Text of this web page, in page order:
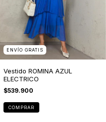
ENVÍO GRATIS
Vestido ROMINA AZUL
ELECTRICO
$539.900
COMPRAR